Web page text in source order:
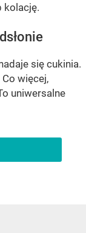
kolację.
się cukinia.
więcej,
uniwersalne